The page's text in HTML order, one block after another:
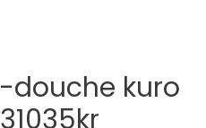
douche kuro